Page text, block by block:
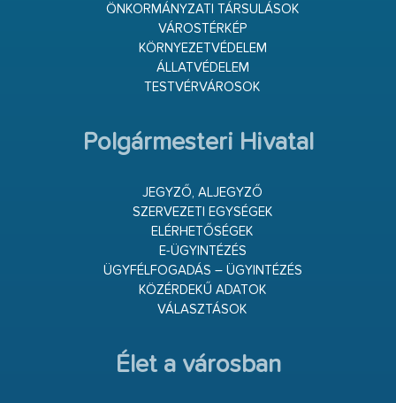
ÖNKORMÁNYZATI TÁRSULÁSOK
VÁROSTÉRKÉP
KÖRNYEZETVÉDELEM
ÁLLATVÉDELEM
TESTVÉRVÁROSOK
Polgármesteri Hivatal
JEGYZŐ, ALJEGYZŐ
SZERVEZETI EGYSÉGEK
ELÉRHETŐSÉGEK
E-ÜGYINTÉZÉS
ÜGYFÉLFOGADÁS – ÜGYINTÉZÉS
KÖZÉRDEKŰ ADATOK
VÁLASZTÁSOK
Élet a városban